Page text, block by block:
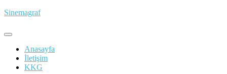
İçeriğe
Sinemagraf
Anasayfa
İletişim
KKG